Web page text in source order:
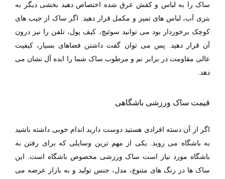
ساک را به لباس و کفش عرق شده اختصاص دهید بخشی دیگر به
بتری آب، لباس های تمیز و مکمل قرار دهید. اگر ساک از جیب های
کوچک برخوردار بود می توانید سوئیچ، کیف پول، تلفن را نیز درون
آن قرار دهید. پس می توان گفت داشتن فضاهای بسیار، کیفیت
عالی مقاومت در برابر نم و مرطوب ساک شما را ایده آل نشان می
دهد.
قیمت ساک ورزشی باشگاهی
اگر از آن دسته افرادی هستید دوست دارید اندام خوبی داشته باشید
به باشگاه می روید. یکی از مهم ترین وسایلی که برای رفتن به
باشگاه مورد نیاز است سا‌ک ورزشی مخصوص باشگاه است. این
ساک ها در رنگ های متنوع، مدل، جنس تولید و به بازار عرضه می